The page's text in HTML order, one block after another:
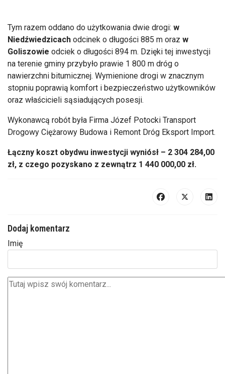
Tym razem oddano do użytkowania dwie drogi: w
Niedźwiedzicach odcinek o długości 885 m oraz w
Goliszowie odciek o długości 894 m. Dzięki tej inwestycji
na terenie gminy przybyło prawie 1 800 m dróg o
nawierzchni bitumicznej. Wymienione drogi w znacznym
stopniu poprawią komfort i bezpieczeństwo użytkowników
oraz właścicieli sąsiadujących posesji.
Wykonawcą robót była Firma Józef Potocki Transport
Drogowy Ciężarowy Budowa i Remont Dróg Eksport Import.
Łączny koszt obydwu inwestycji wyniósł – 2 304 284,00
zł, z czego pozyskano z zewnątrz 1 440 000,00 zł.
Dodaj komentarz
Imię